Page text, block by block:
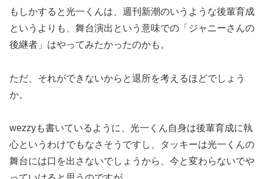
もしかすると光一くんは、週刊新潮のいうような後輩育成
というよりも、舞台演出という意味での「ジャニーさんの
後継者」はやってみたかったのかも。
ただ、それができないからと退所を考えるほどでしょう
か。
wezzyも書いているように、光一くん自身は後輩育成に執
心というわけでもなさそうですし、タッキーは光一くんの
舞台には口を出さないでしょうから、今と変わらないでや